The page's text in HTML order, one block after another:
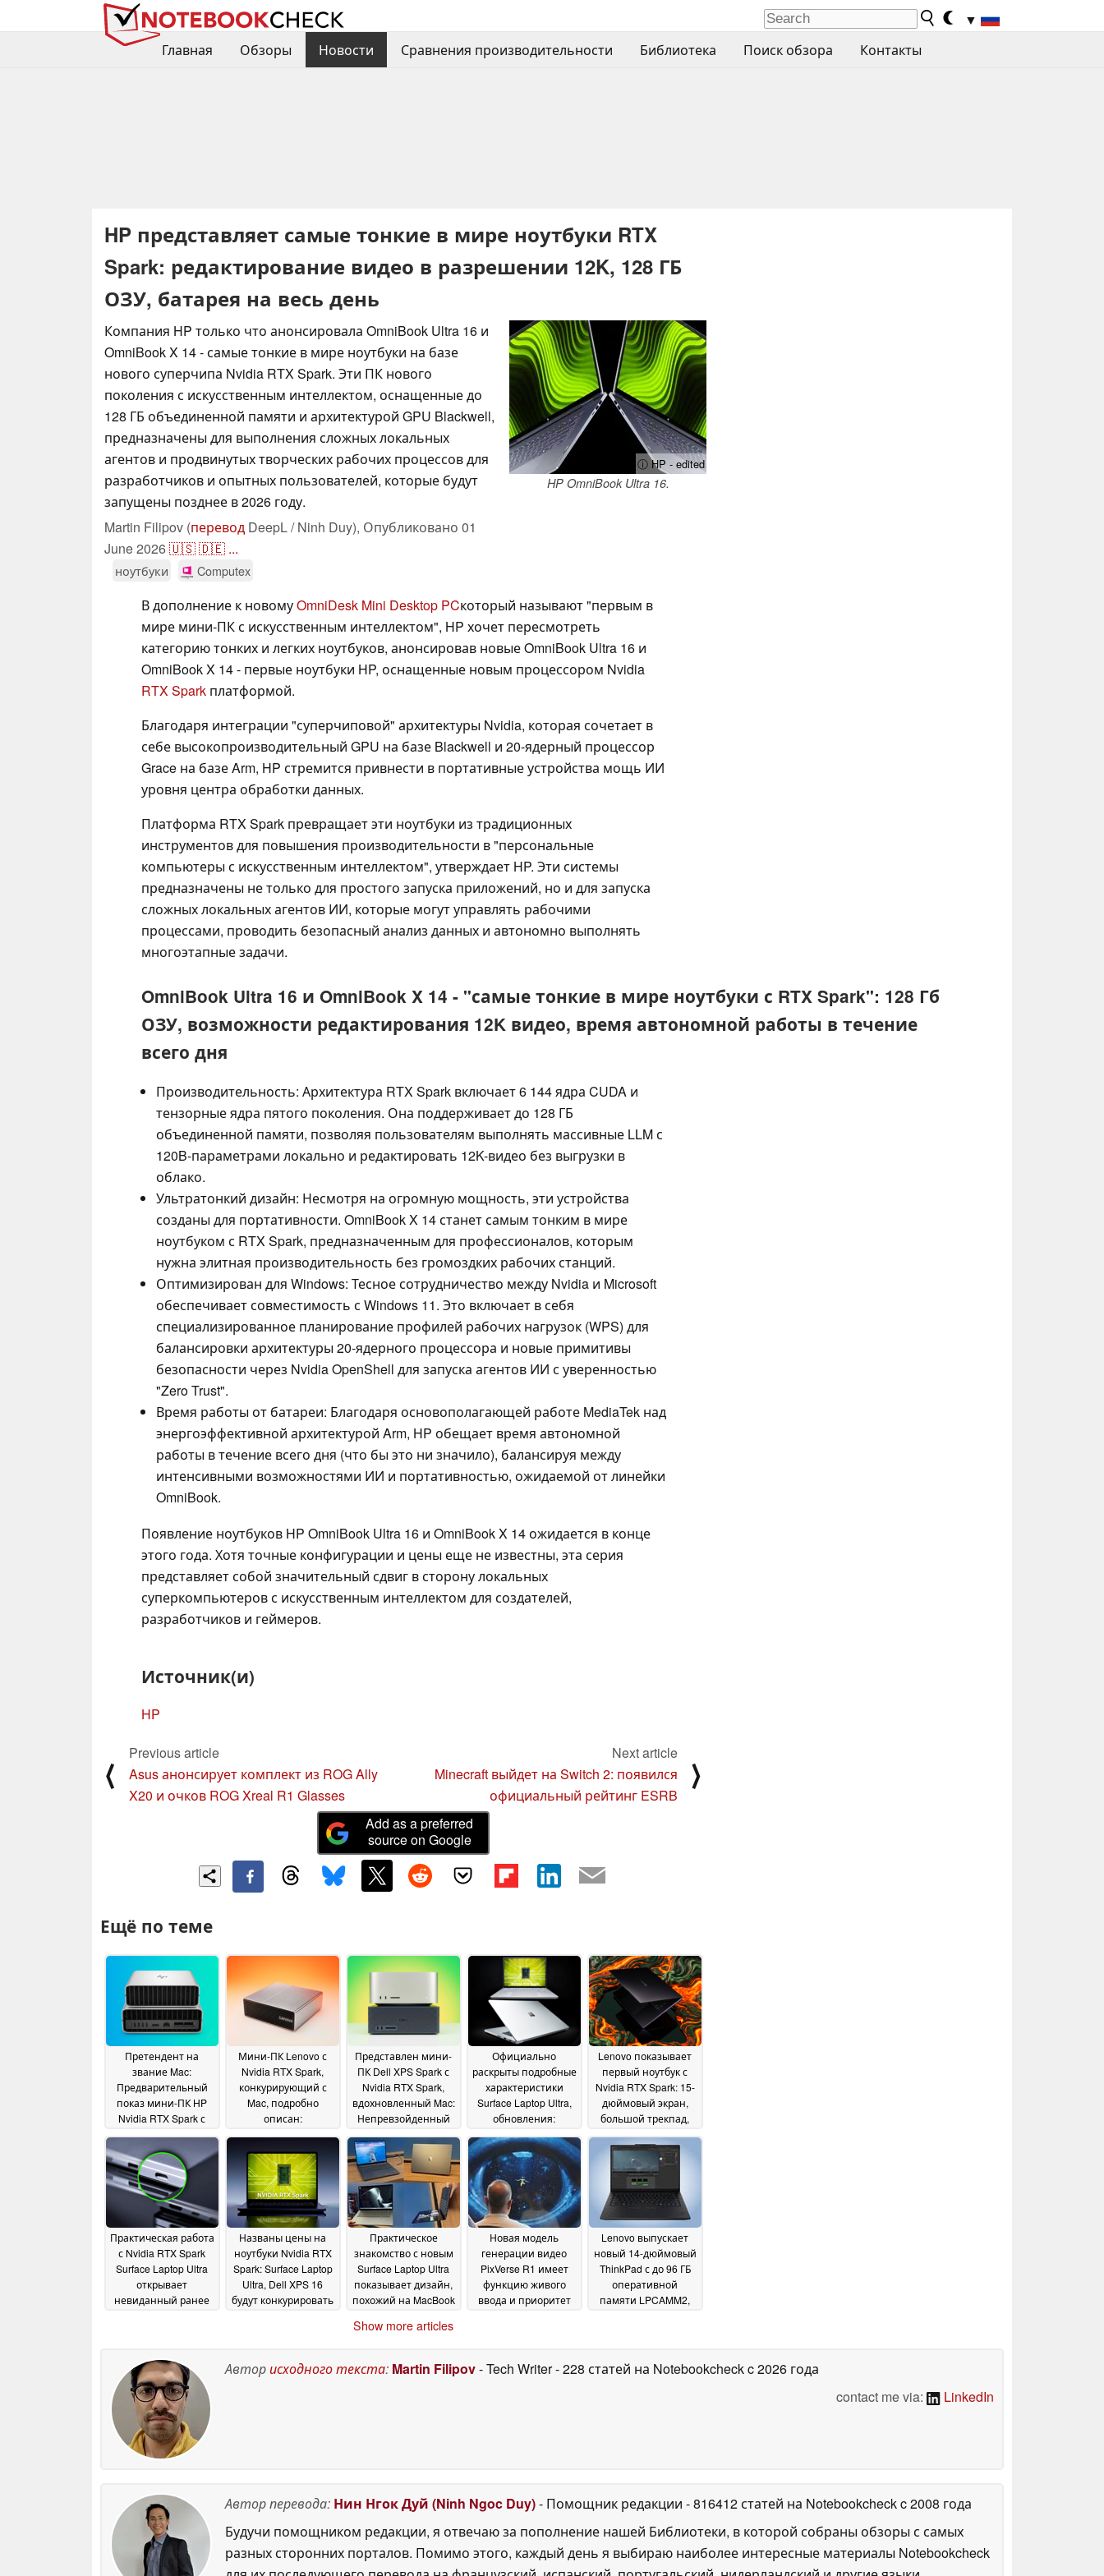
▼
Главная
Обзоры Новости Сравнения производительности Библиотека Поиск обзора Контакты
HP представляет самые тонкие в мире ноутбуки RTX
Spark: редактирование видео в разрешении 12K, 128 ГБ
ОЗУ, батарея на весь день
ⓘ HP - edited
HP OmniBook Ultra 16.
Компания HP только что анонсировала OmniBook Ultra 16 и
OmniBook X 14 - самые тонкие в мире ноутбуки на базе
нового суперчипа Nvidia RTX Spark. Эти ПК нового
поколения с искусственным интеллектом, оснащенные до
128 ГБ объединенной памяти и архитектурой GPU Blackwell,
предназначены для выполнения сложных локальных
агентов и продвинутых творческих рабочих процессов для
разработчиков и опытных пользователей, которые будут
запущены позднее в 2026 году.
Martin Filipov (перевод DeepL / Ninh Duy), Опубликовано 01
June 2026🇺🇸🇩🇪 ...
ноутбуки Computex
В дополнение к новомуOmniDesk Mini Desktop PCкоторый называют "первым в
мире мини-ПК с искусственным интеллектом", HP хочет пересмотреть
категорию тонких и легких ноутбуков, анонсировав новые OmniBook Ultra 16 и
OmniBook X 14 - первые ноутбуки HP, оснащенные новым процессором Nvidia
RTX Spark платформой.
Благодаря интеграции "суперчиповой" архитектуры Nvidia, которая сочетает в
себе высокопроизводительный GPU на базе Blackwell и 20-ядерный процессор
Grace на базе Arm, HP стремится привнести в портативные устройства мощь ИИ
уровня центра обработки данных.
Платформа RTX Spark превращает эти ноутбуки из традиционных
инструментов для повышения производительности в "персональные
компьютеры с искусственным интеллектом", утверждает HP. Эти системы
предназначены не только для простого запуска приложений, но и для запуска
сложных локальных агентов ИИ, которые могут управлять рабочими
процессами, проводить безопасный анализ данных и автономно выполнять
многоэтапные задачи.
OmniBook Ultra 16 и OmniBook X 14 - "самые тонкие в мире ноутбуки с RTX Spark": 128 Гб
ОЗУ, возможности редактирования 12K видео, время автономной работы в течение
всего дня
Производительность: Архитектура RTX Spark включает 6 144 ядра CUDA и
тензорные ядра пятого поколения. Она поддерживает до 128 ГБ
объединенной памяти, позволяя пользователям выполнять массивные LLM с
120B-параметрами локально и редактировать 12K-видео без выгрузки в
облако.
Ультратонкий дизайн: Несмотря на огромную мощность, эти устройства
созданы для портативности. OmniBook X 14 станет самым тонким в мире
ноутбуком с RTX Spark, предназначенным для профессионалов, которым
нужна элитная производительность без громоздких рабочих станций.
Оптимизирован для Windows: Тесное сотрудничество между Nvidia и Microsoft
обеспечивает совместимость с Windows 11. Это включает в себя
специализированное планирование профилей рабочих нагрузок (WPS) для
балансировки архитектуры 20-ядерного процессора и новые примитивы
безопасности через Nvidia OpenShell для запуска агентов ИИ с уверенностью
"Zero Trust".
Время работы от батареи: Благодаря основополагающей работе MediaTek над
энергоэффективной архитектурой Arm, HP обещает время автономной
работы в течение всего дня (что бы это ни значило), балансируя между
интенсивными возможностями ИИ и портативностью, ожидаемой от линейки
OmniBook.
Появление ноутбуков HP OmniBook Ultra 16 и OmniBook X 14 ожидается в конце
этого года. Хотя точные конфигурации и цены еще не известны, эта серия
представляет собой значительный сдвиг в сторону локальных
суперкомпьютеров с искусственным интеллектом для создателей,
разработчиков и геймеров.
Источник(и)
HP
⟨
Previous article
Asus анонсирует комплект из ROG Ally
X20 и очков ROG Xreal R1 Glasses
Next article
Minecraft выйдет на Switch 2: появился
официальный рейтинг ESRB
⟩
Add as a preferred
source on Google
Ещё по теме
Претендент на
звание Mac:
Предварительный
показ мини-ПК HP
Nvidia RTX Spark с
и до 128 ГБ ОЗУ
June 2026
Мини-ПК Lenovo с
Nvidia RTX Spark,
конкурирующий с
Mac, подробно
описан:
портов, до 128 ГБ
ОЗУ08 June 2026
Представлен мини-
ПК Dell XPS Spark с
Nvidia RTX Spark,
вдохновленный Mac:
Непревзойденный
ГБ оперативной
памяти08 June 2026
Официально
раскрыты подробные
характеристики
Surface Laptop Ultra,
обновления:
Windows 11? 04 June
2026
Lenovo показывает
первый ноутбук с
Nvidia RTX Spark: 15-
дюймовый экран,
большой трекпад,
SD03 June 2026
Практическая работа
с Nvidia RTX Spark
Surface Laptop Ultra
открывает
невиданный ранее
Названы цены на
ноутбуки Nvidia RTX
Spark: Surface Laptop
Ultra, Dell XPS 16
будут конкурировать
Практическое
знакомство с новым
Surface Laptop Ultra
показывает дизайн,
похожий на MacBook
June 2026
Новая модель
генерации видео
PixVerse R1 имеет
функцию живого
ввода и приоритет
Lenovo выпускает
новый 14-дюймовый
ThinkPad с до 96 ГБ
оперативной
памяти LPCAMM2,
сотовой связи
02 June
Show more articles
Авторисходного текста: Martin Filipov- Tech Writer- 228 статей на Notebookcheckc 2026 года
contact me via:
LinkedIn
Автор перевода: Нин Нгок Дуй (Ninh Ngoc Duy)- Помощник редакции - 816412 статей на Notebookcheckc 2008 года
Будучи помощником редакции, я отвечаю за пополнение нашей Библиотеки, в которой собраны обзоры с самых
разных сторонних порталов. Помимо этого, каждый день я выбираю наиболее интересные материалы Notebookcheck